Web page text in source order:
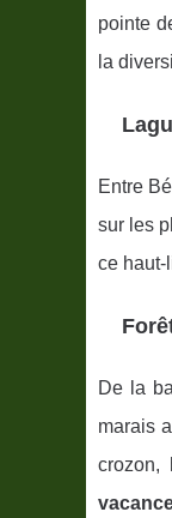
pointe
la
Entre
sur les
ce haut-
De la
marais
crozon,